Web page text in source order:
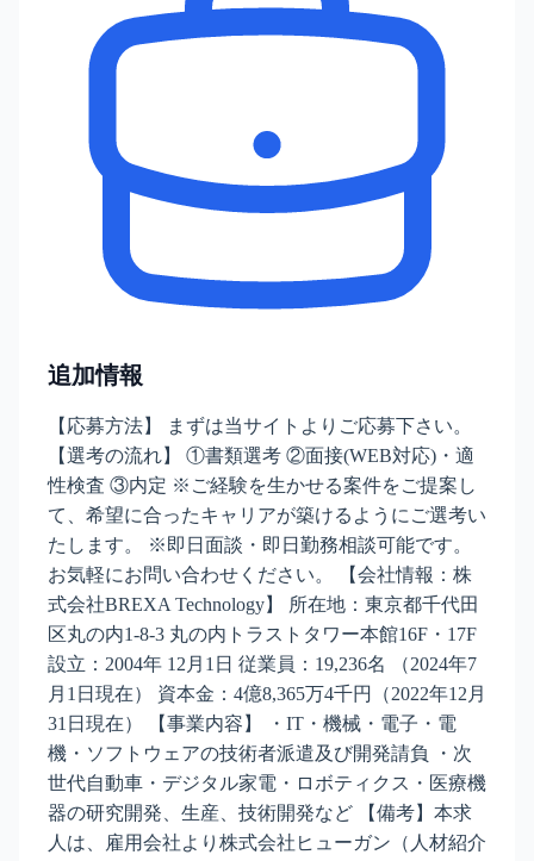
追加情報
【応募方法】 まずは当サイトよりご応募下さい。
【選考の流れ】 ①書類選考 ②面接(WEB対応)・適
性検査 ③内定 ※ご経験を生かせる案件をご提案し
て、希望に合ったキャリアが築けるようにご選考い
たします。 ※即日面談・即日勤務相談可能です。
お気軽にお問い合わせください。 【会社情報：株
式会社BREXA Technology】 所在地：東京都千代田
区丸の内1-8-3 丸の内トラストタワー本館16F・17F
設立：2004年 12月1日 従業員：19,236名 （2024年7
月1日現在） 資本金：4億8,365万4千円（2022年12月
31日現在） 【事業内容】 ・IT・機械・電子・電
機・ソフトウェアの技術者派遣及び開発請負 ・次
世代自動車・デジタル家電・ロボティクス・医療機
器の研究開発、生産、技術開発など 【備考】本求
人は、雇用会社より株式会社ヒューガン（人材紹介